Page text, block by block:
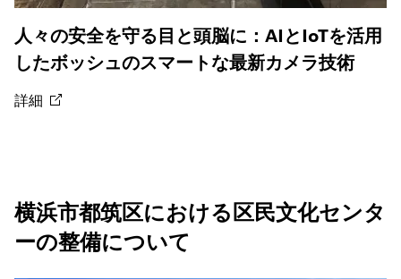
人々の安全を守る目と頭脳に：AIとIoTを活用
したボッシュのスマートな最新カメラ技術
詳細
横浜市都筑区における区民文化センタ
ーの整備について